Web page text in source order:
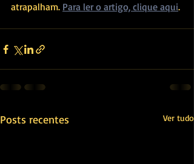
atrapalham. Para ler o artigo, clique aqui.
Posts recentes Ver tudo